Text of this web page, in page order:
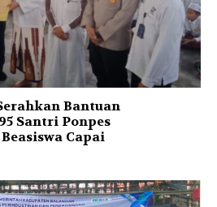
Bantuan
Santri Ponpes
Capai